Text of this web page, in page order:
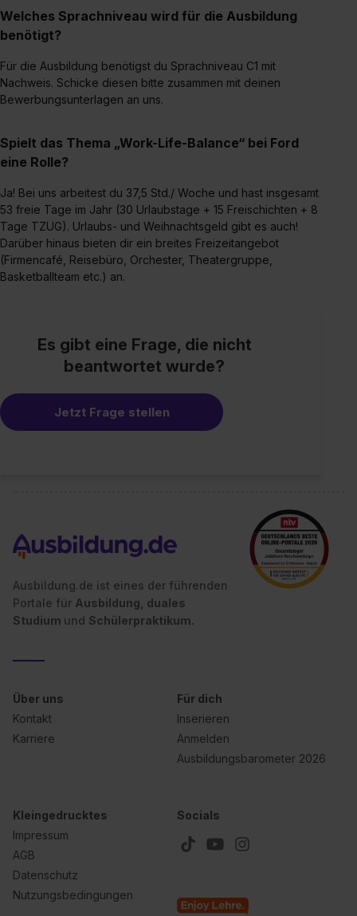
Welches Sprachniveau wird für die Ausbildung
benötigt?
Für die Ausbildung benötigst du Sprachniveau C1 mit
Nachweis. Schicke diesen bitte zusammen mit deinen
Bewerbungsunterlagen an uns.
Spielt das Thema „Work-Life-Balance“ bei Ford
eine Rolle?
Ja! Bei uns arbeitest du 37,5 Std./ Woche und hast insgesamt
53 freie Tage im Jahr (30 Urlaubstage + 15 Freischichten + 8
Tage TZUG). Urlaubs- und Weihnachtsgeld gibt es auch!
Darüber hinaus bieten dir ein breites Freizeitangebot
(Firmencafé, Reisebüro, Orchester, Theatergruppe,
Basketballteam etc.) an.
Es gibt eine Frage, die nicht
beantwortet wurde?
Jetzt Frage stellen
Ausbildung.de ist eines der führenden
Portale für Ausbildung, duales
Studium und Schülerpraktikum.
Über uns
Kontakt
Karriere
Für dich
Inserieren
Anmelden
Ausbildungsbarometer 2026
Kleingedrucktes
Impressum
AGB
Datenschutz
Nutzungsbedingungen
Socials